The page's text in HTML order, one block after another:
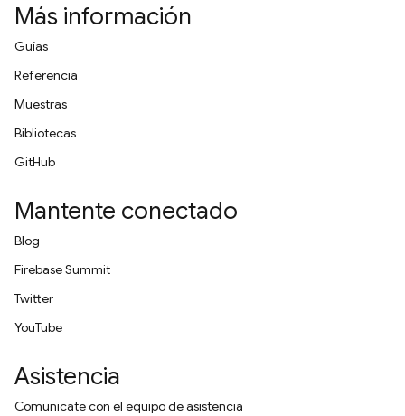
Más información
Guías
Referencia
Muestras
Bibliotecas
GitHub
Mantente conectado
Blog
Firebase Summit
Twitter
YouTube
Asistencia
Comunícate con el equipo de asistencia